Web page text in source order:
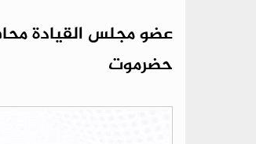
عضو مجلس القيادة
حضرموت